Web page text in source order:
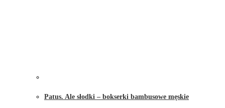
Patus. Ale słodki – bokserki bambusowe męskie